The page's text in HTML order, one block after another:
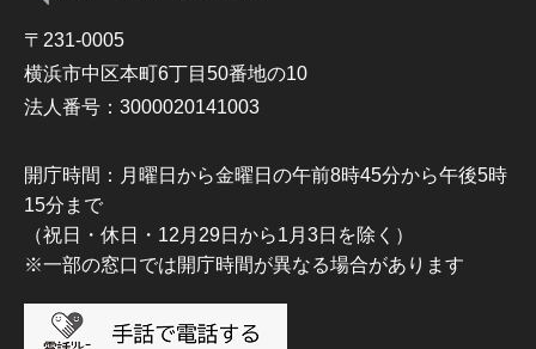
〒231-0005
横浜市中区本町6丁目50番地の10
法人番号：3000020141003
開庁時間：月曜日から金曜日の午前8時45分から午後5時
15分まで
（祝日・休日・12月29日から1月3日を除く）
※一部の窓口では開庁時間が異なる場合があります